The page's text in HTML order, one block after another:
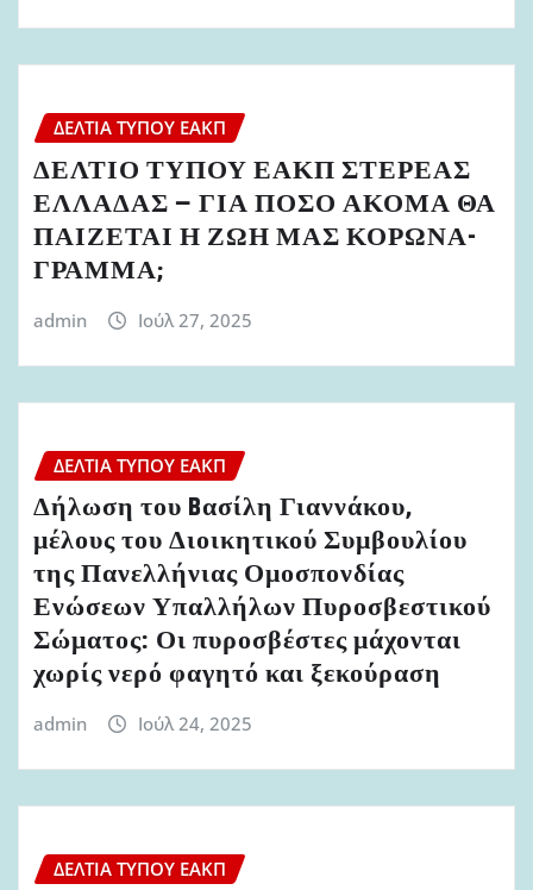
ΔΕΛΤΊΑ ΤΎΠΟΥ ΕΑΚΠ
ΔΕΛΤΙΟ ΤΥΠΟΥ ΕΑΚΠ ΣΤΕΡΕΑΣ
ΕΛΛΑΔΑΣ – ΓΙΑ ΠΟΣΟ ΑΚΟΜΑ ΘΑ
ΠΑΙΖΕΤΑΙ Η ΖΩΗ ΜΑΣ ΚΟΡΩΝΑ-
ΓΡΑΜΜΑ;
admin Ιούλ 27, 2025
ΔΕΛΤΊΑ ΤΎΠΟΥ ΕΑΚΠ
Δήλωση του Bασίλη Γιαννάκου,
μέλους του Διοικητικού Συμβουλίου
της Πανελλήνιας Ομοσπονδίας
Ενώσεων Υπαλλήλων Πυροσβεστικού
Σώματος: Οι πυροσβέστες μάχονται
χωρίς νερό φαγητό και ξεκούραση
admin Ιούλ 24, 2025
ΔΕΛΤΊΑ ΤΎΠΟΥ ΕΑΚΠ